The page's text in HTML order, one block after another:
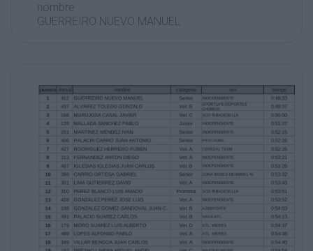
nombre
GUERREIRO NUEVO MANUEL
tiempo
Senior
INDEPENDIENTE
0:49:33
0:49:37